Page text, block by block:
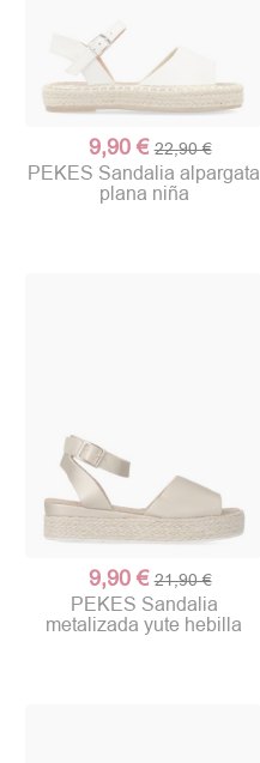
9,90 € 22,90 €
PEKES Sandalia alpargata
plana niña
9,90 € 21,90 €
PEKES Sandalia
metalizada yute hebilla